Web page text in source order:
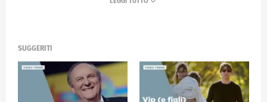
SUGGERITI